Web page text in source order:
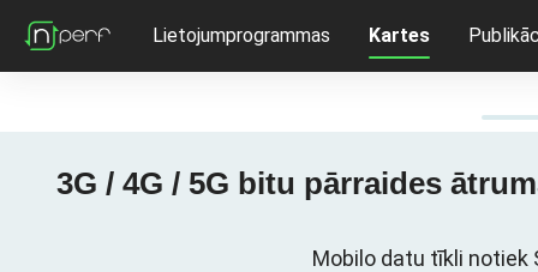
Lietojumprogrammas Kartes
3G / 4G / 5G bitu pārraides
Mobilo datu tīkli notiek